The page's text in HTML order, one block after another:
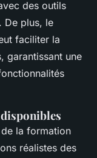
des outils
De plus, le
faciliter la
garantissant une
la formation
réalistes des